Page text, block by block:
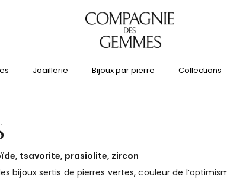
Joaillerie Bijoux par pierre Collections
tsavorite, prasiolite, zircon
bijoux sertis de pierres vertes, couleur de